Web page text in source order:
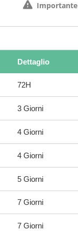
Dettaglio
72H
3 Giorni
4 Giorni
4 Giorni
5 Giorni
7 Giorni
7 Giorni
Importante